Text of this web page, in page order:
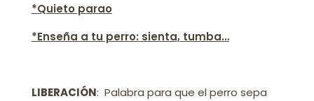
*Quieto parao
*Enseña a tu perro: sienta, tumba…
LIBERACIÓN: Palabra para que el perro sepa